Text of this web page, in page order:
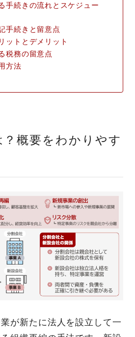
手続きの流れとスケジュー
手続きと留意点
ットとデメリット
税務の留意点
方法
？概要をわかりやす
が新たに法人を設立して一